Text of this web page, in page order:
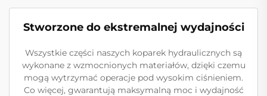
Stworzone do ekstremalnej wydajności
Wszystkie części naszych koparek hydraulicznych są
wykonane z wzmocnionych materiałów, dzięki czemu
mogą wytrzymać operacje pod wysokim ciśnieniem.
Co więcej, gwarantują maksymalną moc i wydajność